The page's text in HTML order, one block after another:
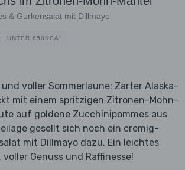
& Gurkensalat mit Dillmayo
UNTER 650KCAL
voller Sommerlaune: Zarter Alaska-
mit einem spritzigen Zitronen-Mohn-
auf goldene Zucchinipommes aus
gesellt sich noch ein cremig-
mit Dillmayo dazu. Ein leichtes
Genuss und Raffinesse!